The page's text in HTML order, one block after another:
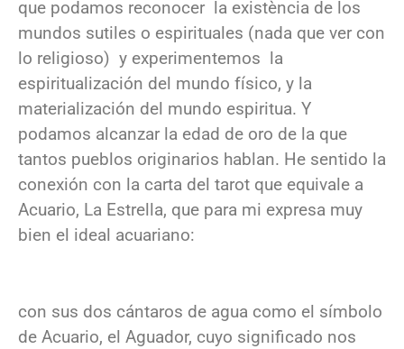
que podamos reconocer la existència de los
mundos sutiles o espirituales (nada que ver con
lo religioso) y experimentemos la
espiritualización del mundo físico, y la
materialización del mundo espiritua. Y
podamos alcanzar la edad de oro de la que
tantos pueblos originarios hablan. He sentido la
conexión con la carta del tarot que equivale a
Acuario, La Estrella, que para mi expresa muy
bien el ideal acuariano:
con sus dos cántaros de agua como el símbolo
de Acuario, el Aguador, cuyo significado nos